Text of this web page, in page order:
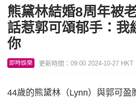
熊黛林結婚8周年被
話惹郭可頌郁手：我
你
即時娛樂 更新時間：09:00 2024-10-27 HKT
44歲的熊黛林（Lynn）與郭可盈